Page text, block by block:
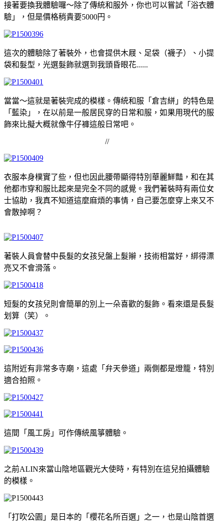
接著要換我體驗囉～除了傳統和服外，你也可以嘗試「浴衣體
驗」，但是價格稍貴要5000円。
這次的體驗除了著裝外，也會提供木屐、足袋（襪子）、小提
袋和髮型，光選髮飾就選到我頭昏眼花......
當當～這就是著裝完成的模樣。傳統和服「倉吉絣」的特色是
「藍染」，在以前是一般居民穿的日常和服，如果用現代的服
飾來比擬大概就像牛仔褲這般日常吧。
//
衣服本身樸實了些，但也因此腰帶顯得特別華麗鮮豔，和在其
他都市穿和服比起來是完全不同的感覺。我們著裝時有兩位女
士協助，我真不知道這麼麻煩的事情，自己要怎麼穿上來又不
會散掉啊？
著裝人員會替中長髮的女孩兒盤上髮辮，技術相當好，綁得漂
亮又不會滑落。
短髮的女孩兒則會簡單的別上一朵喜歡的髮飾。看來還是長髮
划算（笑）。
這附近有非常多寺廟，這處「弁天參道」兩側都是燈籠，特別
適合拍照。
這間「風工房」可作傳統風箏體驗。
之前ALIN來當山陰地區觀光大使時，有特別在這兒拍攝體驗
的模樣。
「打吹公園」是日本的「櫻花名所百選」之一，也是山陰首選